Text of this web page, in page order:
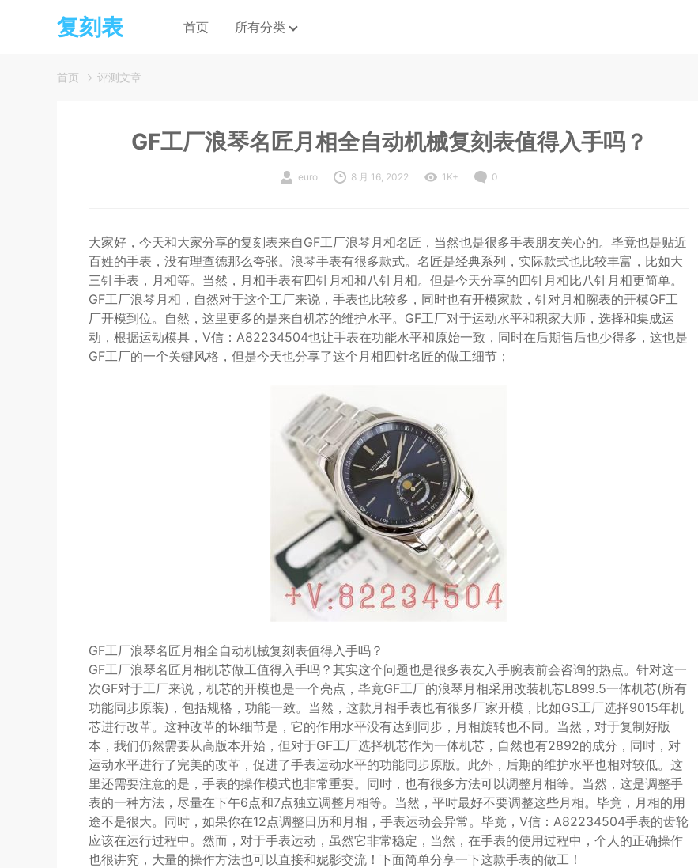
复刻表 首页 所有分类
首页 评测文章
GF工厂浪琴名匠月相全自动机械复刻表值得入手吗？
euro 8 月 16, 2022 1K+ 0
大家好，今天和大家分享的复刻表来自GF工厂浪琴月相名匠，当然也是很多手表朋友关心的。毕竟也是贴近
百姓的手表，没有理查德那么夸张。浪琴手表有很多款式。名匠是经典系列，实际款式也比较丰富，比如大
三针手表，月相等。当然，月相手表有四针月相和八针月相。但是今天分享的四针月相比八针月相更简单。
GF工厂浪琴月相，自然对于这个工厂来说，手表也比较多，同时也有开模家款，针对月相腕表的开模GF工
厂开模到位。自然，这里更多的是来自机芯的维护水平。GF工厂对于运动水平和积家大师，选择和集成运
动，根据运动模具，V信：A82234504也让手表在功能水平和原始一致，同时在后期售后也少得多，这也是
GF工厂的一个关键风格，但是今天也分享了这个月相四针名匠的做工细节；
GF工厂浪琴名匠月相全自动机械复刻表值得入手吗？
GF工厂浪琴名匠月相机芯做工值得入手吗？其实这个问题也是很多表友入手腕表前会咨询的热点。针对这一
次GF对于工厂来说，机芯的开模也是一个亮点，毕竟GF工厂的浪琴月相采用改装机芯L899.5一体机芯(所有
功能同步原装)，包括规格，功能一致。当然，这款月相手表也有很多厂家开模，比如GS工厂选择9015年机
芯进行改革。这种改革的坏细节是，它的作用水平没有达到同步，月相旋转也不同。当然，对于复制好版
本，我们仍然需要从高版本开始，但对于GF工厂选择机芯作为一体机芯，自然也有2892的成分，同时，对
运动水平进行了完美的改革，促进了手表运动水平的功能同步原版。此外，后期的维护水平也相对较低。这
里还需要注意的是，手表的操作模式也非常重要。同时，也有很多方法可以调整月相等。当然，这是调整手
表的一种方法，尽量在下午6点和7点独立调整月相等。当然，平时最好不要调整这些月相。毕竟，月相的用
途不是很大。同时，如果你在12点调整日历和月相，手表运动会异常。毕竟，V信：A82234504手表的齿轮
应该在运行过程中。然而，对于手表运动，虽然它非常稳定，当然，在手表的使用过程中，个人的正确操作
也很讲究，大量的操作方法也可以直接和妮影交流！下面简单分享一下这款手表的做工！